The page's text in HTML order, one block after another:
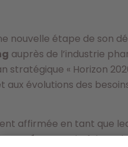
nouvelle étape de son
auprès de l’industrie
stratégique « Horizon
évolutions des
affirmée en tant que
Santé, un savoir-faire